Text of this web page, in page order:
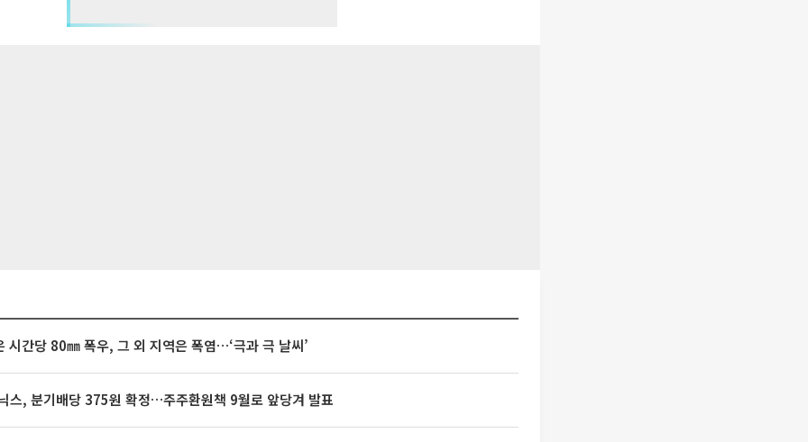
시간당 80㎜ 폭우, 그 외 지역은 폭염…‘극과 극 날씨’
스, 분기배당 375원 확정…주주환원책 9월로 앞당겨 발표